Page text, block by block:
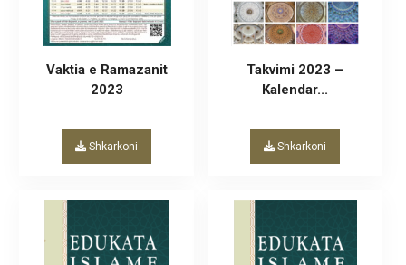
Vaktia e Ramazanit
2023
Shkarkoni
Takvimi 2023 –
Kalendar...
Shkarkoni